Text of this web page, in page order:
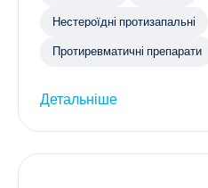
Нестероїдні протизапальні
Протиревматичні препарати
Детальніше